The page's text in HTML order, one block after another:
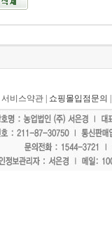
| 서비스약관 | 쇼핑몰입점문의
"홈페이지 모든 게시물에